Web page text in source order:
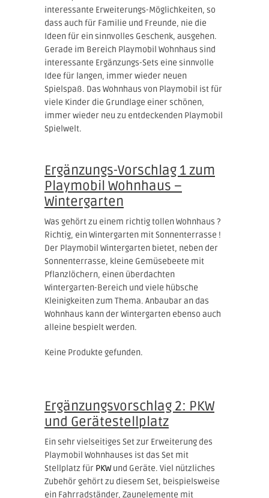
interessante Erweiterungs-Möglichkeiten, so
dass auch für Familie und Freunde, nie die
Ideen für ein sinnvolles Geschenk, ausgehen.
Gerade im Bereich Playmobil Wohnhaus sind
interessante Ergänzungs-Sets eine sinnvolle
Idee für langen, immer wieder neuen
Spielspaß. Das Wohnhaus von Playmobil ist für
viele Kinder die Grundlage einer schönen,
immer wieder neu zu entdeckenden Playmobil
Spielwelt.
Ergänzungs-Vorschlag 1 zum
Playmobil Wohnhaus –
Wintergarten
Was gehört zu einem richtig tollen Wohnhaus ?
Richtig, ein Wintergarten mit Sonnenterrasse !
Der Playmobil Wintergarten bietet, neben der
Sonnenterrasse, kleine Gemüsebeete mit
Pflanzlöchern, einen überdachten
Wintergarten-Bereich und viele hübsche
Kleinigkeiten zum Thema. Anbaubar an das
Wohnhaus kann der Wintergarten ebenso auch
alleine bespielt werden.
Keine Produkte gefunden.
Ergänzungsvorschlag 2: PKW
und Gerätestellplatz
Ein sehr vielseitiges Set zur Erweiterung des
Playmobil Wohnhauses ist das Set mit
Stellplatz für PKWund Geräte. Viel nützliches
Zubehör gehört zu diesem Set, beispielsweise
ein Fahrradständer, Zaunelemente mit